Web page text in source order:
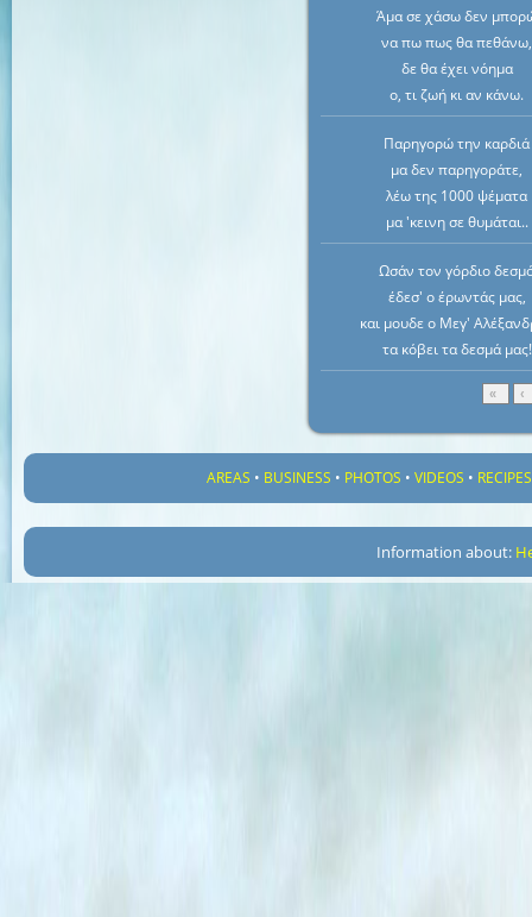
Άμα σε χάσω δεν
να πω πως θα πεθάνω,
δε θα έχει νόημα
ο, τι ζωή κι αν κάνω.
Παρηγορώ την καρδιά
μα δεν παρηγοράτε,
λέω της 1000 ψέματα
μα 'κεινη σε θυμάται..
Ωσάν τον γόρδιο
έδεσ' ο έρωντάς μας,
και μουδε ο Μεγ'
τα κόβει τα δεσμά μας!
« ‹
AREAS • BUSINESS • PHOTOS •VIDEOS • RECIPES
Information about: